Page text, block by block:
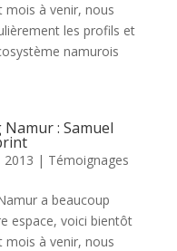
mois à venir, nous
les profils et
namurois
: Samuel
2013 | Témoignages
a beaucoup
espace, voici bientôt
mois à venir, nous